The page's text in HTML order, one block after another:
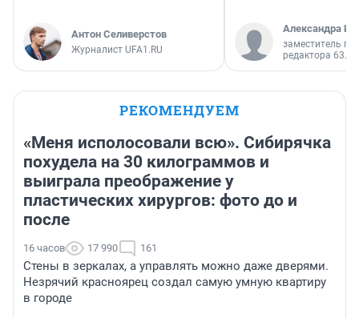
Антон Селиверстов
Журналист UFA1.RU
Александра
заместитель
редактора 63.RU
РЕКОМЕНДУЕМ
«Меня исполосовали всю». Сибирячка
похудела на 30 килограммов и
выиграла преображение у
пластических хирургов: фото до и
после
16 часов 17 990 161
Стены в зеркалах, а управлять можно даже дверями.
Незрячий красноярец создал самую умную квартиру
в городе